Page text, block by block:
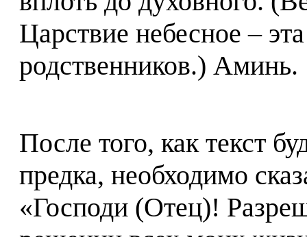
Царствие небесное –
родственников.) Аминь.
После того, как текст
предка, необходимо
«Господи (Отец)!